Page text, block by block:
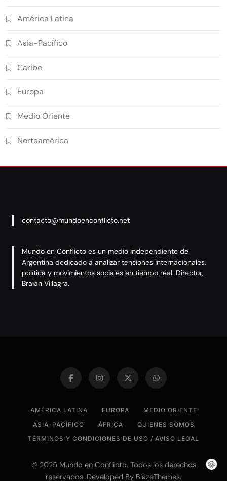
América Latina
Asia-Pacífico
Caribe
Europa
Medio Oriente
Norteamérica
contacto@mundoenconflicto.net
Mundo en Conflicto es un medio independiente de
Argentina dedicado a analizar tensiones internacionales,
política y movimientos sociales en tiempo real. Director,
Braian Villagra.
AMÉRICA LATINA EUROPA
MEDIO ORIENTE
ASIA-PACÍFICO
ÁFRICA
QUIENES SOMOS
TÉRMINOS Y CONDICIONES DE USO / AVISO LEGAL
© 2025 Mundo en Conflicto. Todos los derechos
reservados. Developed By BlazeThemes.